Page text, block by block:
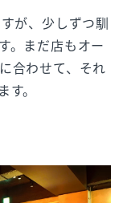
が、少しずつ馴
。まだ店もオー
合わせて、それ
。